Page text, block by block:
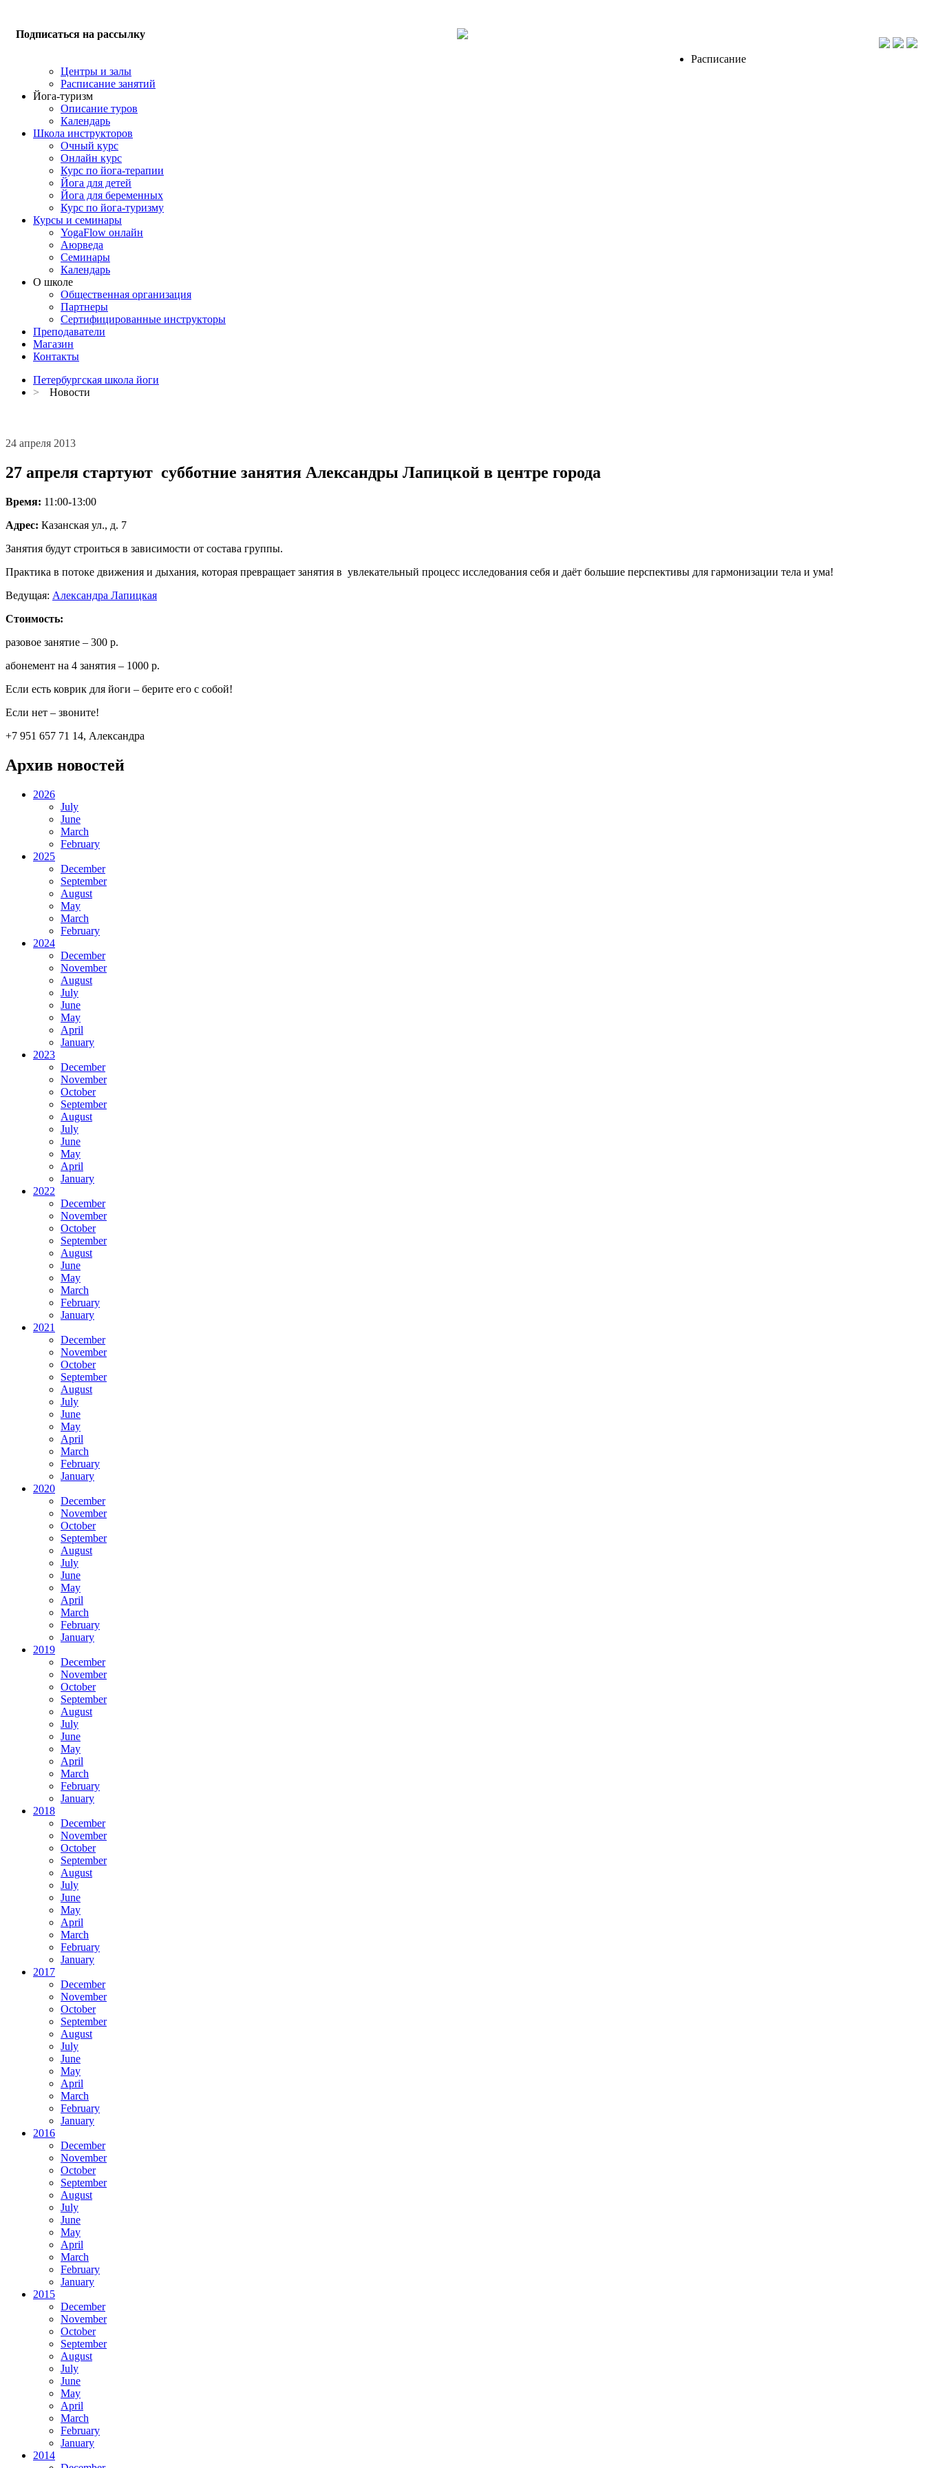
Подписаться на рассылку
Расписание
Центры и залы
Расписание занятий
Йога-туризм
Описание туров
Календарь
Школа инструкторов
Очный курс
Онлайн курс
Курс по йога-терапии
Йога для детей
Йога для беременных
Курс по йога-туризму
Курсы и семинары
YogaFlow онлайн
Аюрведа
Семинары
Календарь
О школе
Общественная организация
Партнеры
Сертифицированные инструкторы
Преподаватели
Магазин
Контакты
Петербургская школа йоги
>
Новости
24 апреля 2013
27 апреля стартуют субботние занятия Александры Лапицкой в центре города
Время: 11:00-13:00
Адрес: Казанская ул., д. 7
Занятия будут строиться в зависимости от состава группы.
Практика в потоке движения и дыхания, которая превращает занятия в увлекательный процесс исследования себя и даёт большие перспективы для гармонизации тела и ума!
Ведущая: Александра Лапицкая
Стоимость:
разовое занятие – 300 р.
абонемент на 4 занятия – 1000 р.
Если есть коврик для йоги – берите его с собой!
Если нет – звоните!
+7 951 657 71 14, Александра
Архив новостей
2026
July
June
March
February
2025
December
September
August
May
March
February
2024
December
November
August
July
June
May
April
January
2023
December
November
October
September
August
July
June
May
April
January
2022
December
November
October
September
August
June
May
March
February
January
2021
December
November
October
September
August
July
June
May
April
March
February
January
2020
December
November
October
September
August
July
June
May
April
March
February
January
2019
December
November
October
September
August
July
June
May
April
March
February
January
2018
December
November
October
September
August
July
June
May
April
March
February
January
2017
December
November
October
September
August
July
June
May
April
March
February
January
2016
December
November
October
September
August
July
June
May
April
March
February
January
2015
December
November
October
September
August
July
June
May
April
March
February
January
2014